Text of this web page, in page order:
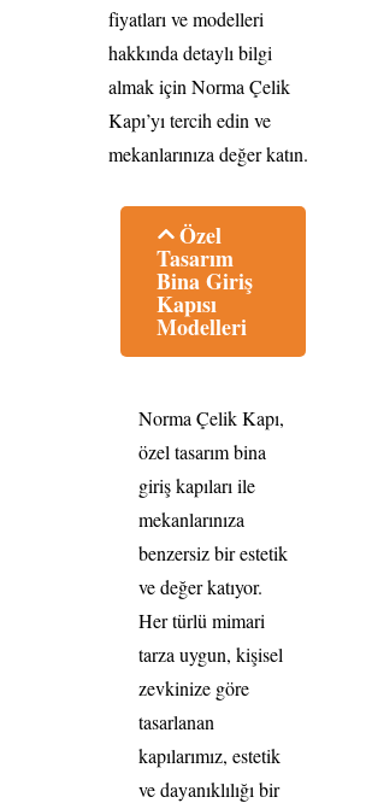
fiyatları ve modelleri
hakkında detaylı bilgi
almak için Norma Çelik
Kapı’yı tercih edin ve
mekanlarınıza değer katın.
Özel
Tasarım
Bina Giriş
Kapısı
Modelleri
Norma Çelik Kapı,
özel tasarım bina
giriş kapıları ile
mekanlarınıza
benzersiz bir estetik
ve değer katıyor.
Her türlü mimari
tarza uygun, kişisel
zevkinize göre
tasarlanan
kapılarımız, estetik
ve dayanıklılığı bir